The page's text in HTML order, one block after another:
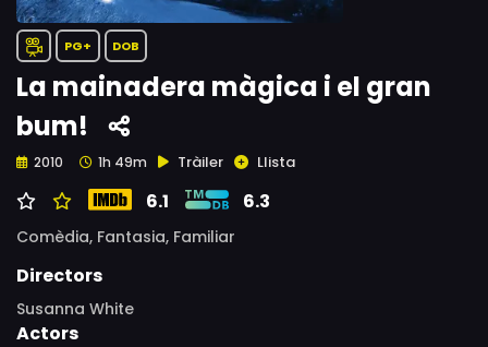
PG+ DOB
La mainadera màgica i el gran
bum!
2010 1h 49m Tràiler Llista
6.1 6.3
Comèdia, Fantasia, Familiar
Directors
Susanna White
Actors